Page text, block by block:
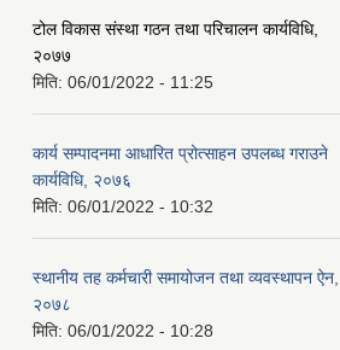
टोल विकास संस्था गठन तथा परिचालन कार्यविधि,
२०७७
मिति: 06/01/2022 - 11:25
कार्य सम्पादनमा आधारित प्रोत्साहन उपलब्ध गराउने
कार्यविधि, २०७६
मिति: 06/01/2022 - 10:32
स्थानीय तह कर्मचारी समायोजन तथा व्यवस्थापन ऐन,
२०७८
मिति: 06/01/2022 - 10:28